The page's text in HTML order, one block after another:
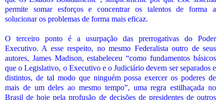
permite somar esforços e concentrar os talentos de forma a
solucionar os problemas de forma mais eficaz.
O terceiro ponto é a usurpação das prerrogativas do Poder
Executivo. A esse respeito, no mesmo Federalista outro de seus
autores, James Madison, estabeleceu “como fundamentos básicos
que o Legislativo, o Executivo e o Judiciário devem ser separados e
distintos, de tal modo que ninguém possa exercer os poderes de
mais de um deles ao mesmo tempo”, uma regra estilhaçada no
Brasil de hoje pela profusão de decisões de presidentes de outros